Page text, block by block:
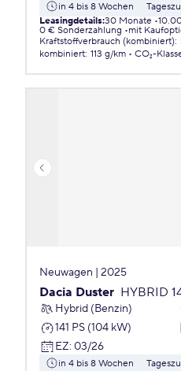
in 4 bis 8 Wochen
Leasingdetails:30 Monate
0 € Sonderzahlung
mit
Kraftstoffverbrauch (kombiniert):
kombiniert: 113 g/km CO₂-
Neuwagen | 2025
Dacia Duster HYBRID
Hybrid (Benzin)
141 PS (104 kW)
EZ: 03/26
in 4 bis 8 Wochen